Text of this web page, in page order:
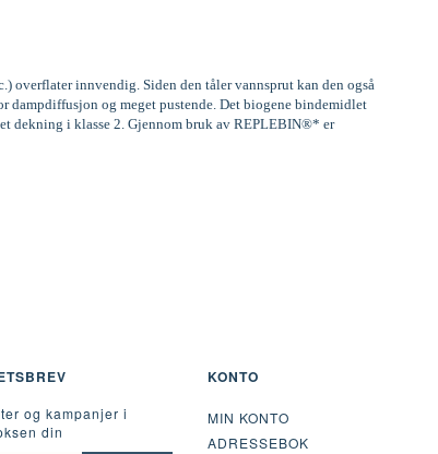
overflater innvendig. Siden den tåler vannsprut kan den også
dampdiffusjon og meget pustende. Det biogene bindemidlet
dekning i klasse 2. Gjennom bruk av REPLEBIN®* er
og kampanjer i
din
KONTO
MIN KONTO
ADRESSEBOK